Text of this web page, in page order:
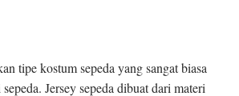
tipe kostum sepeda yang sangat biasa
Jersey sepeda dibuat dari materi